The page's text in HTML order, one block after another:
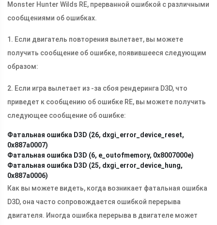
Monster Hunter Wilds RE, прерванной ошибкой с различными
сообщениями об ошибках.
1. Если двигатель повторения вылетает, вы можете
получить сообщение об ошибке, появившееся следующим
образом:
2. Если игра вылетает из -за сбоя рендеринга D3D, что
приведет к сообщению об ошибке RE, вы можете получить
следующее сообщение об ошибке:
Фатальная ошибка D3D (26, dxgi_error_device_reset,
0x887a0007)
Фатальная ошибка D3D (6, e_outofmemory, 0x8007000e)
Фатальная ошибка D3D (25, dxgi_error_device_hung,
0x887a0006)
Как вы можете видеть, когда возникает фатальная ошибка
D3D, она часто сопровождается ошибкой перерыва
двигателя. Иногда ошибка перерыва в двигателе может